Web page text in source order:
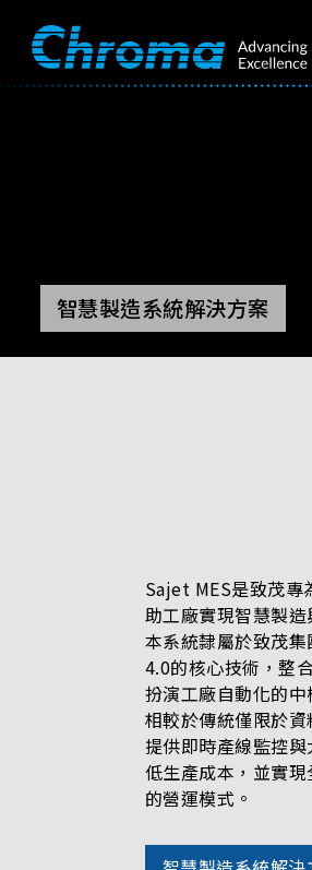
智慧製造系統解決方案
Sajet MES是致茂專
助工廠實現智慧製
本系統隸屬於致茂
4.0的核心技術，整
扮演工廠自動化的中
相較於傳統僅限於
提供即時產線監控
低生產成本，並實
的營運模式。